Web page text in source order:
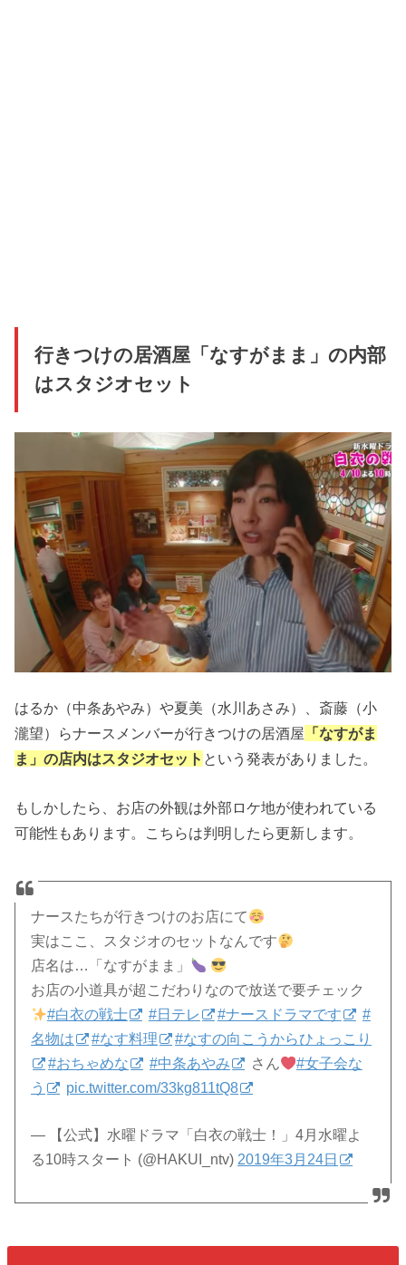
行きつけの居酒屋「なすがまま」の内部
はスタジオセット
はるか（中条あやみ）や夏美（水川あさみ）、斎藤（小
瀧望）らナースメンバーが行きつけの居酒屋 「なすがま
ま」の店内はスタジオセット という発表がありました。
もしかしたら、お店の外観は外部ロケ地が使われている
可能性もあります。こちらは判明したら更新します。
ナースたちが行きつけのお店にて
実はここ、スタジオのセットなんです
店名は…「なすがまま」
お店の小道具が超こだわりなので放送で要チェック
#白衣の戦士
#日テレ #ナースドラマです
#
名物は
#なす料理
#なすの向こうからひょっこり
#おちゃめな
#中条あやみ さん
#女子会な
う
pic.twitter.com/33kg811tQ8
— 【公式】水曜ドラマ「白衣の戦士！」4月水曜よ
る10時スタート (@HAKUI_ntv) 2019年3月24日